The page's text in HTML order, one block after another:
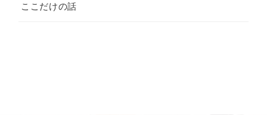
ここだけの話